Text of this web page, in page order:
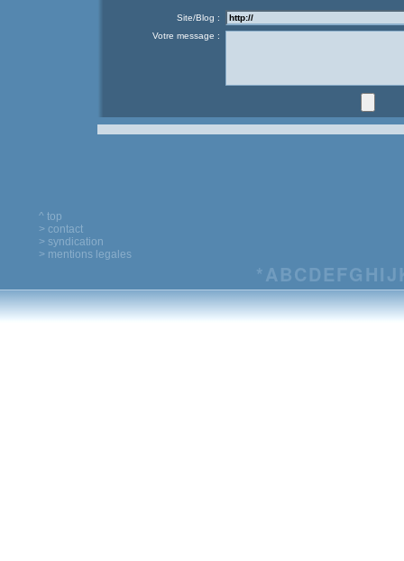
Site/Blog :
Votre message :
^ top
> contact
> syndication
> mentions legales
*ABCDEFG HIJ